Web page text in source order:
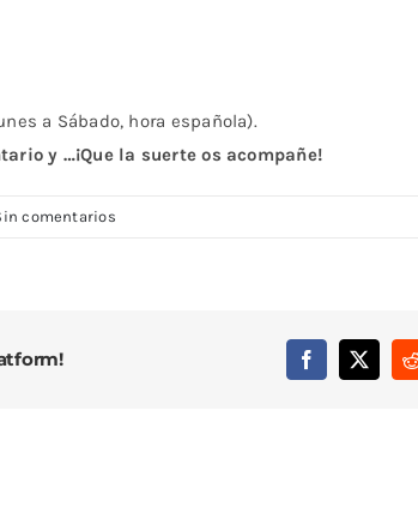
a Sábado, hora española).
y …¡Que la suerte os acompañe!
comentarios
Facebook
X